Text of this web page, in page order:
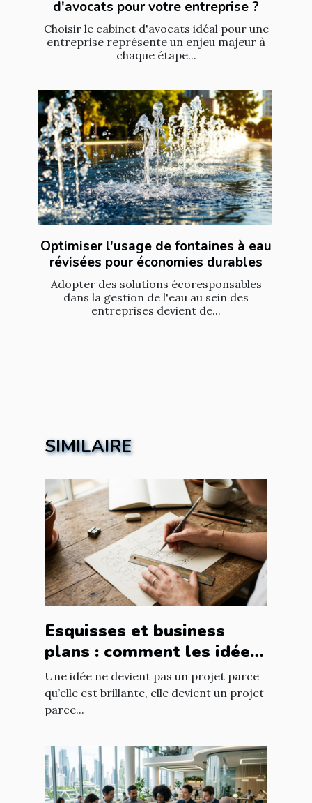
d'avocats pour votre entreprise ?
Choisir le cabinet d'avocats idéal pour une
entreprise représente un enjeu majeur à
chaque étape...
Optimiser l'usage de fontaines à eau
révisées pour économies durables
Adopter des solutions écoresponsables
dans la gestion de l'eau au sein des
entreprises devient de...
SIMILAIRE
Esquisses et business
plans : comment les idées
prennent forme
Une idée ne devient pas un projet parce
qu’elle est brillante, elle devient un projet
parce...